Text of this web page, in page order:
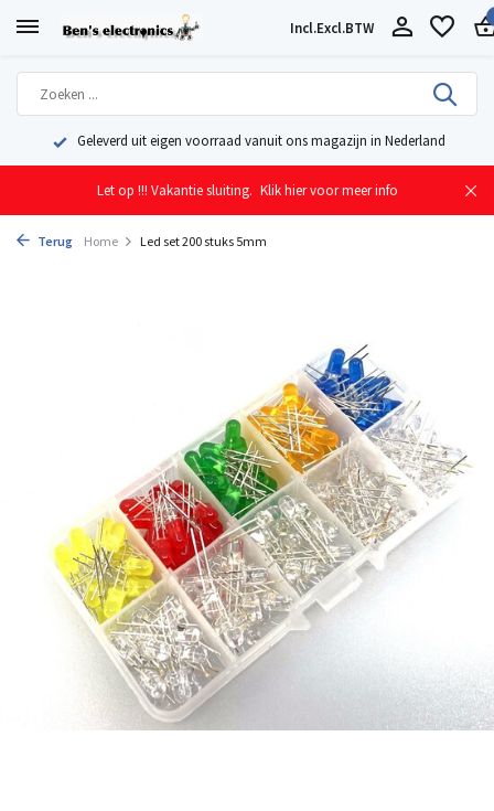
Incl.Excl.BTW
Geleverd uit eigen voorraad vanuit ons magazijn in Nederland
Let op !!! Vakantie sluiting. Klik hier voor meer info
Terug Home Led set 200 stuks 5mm